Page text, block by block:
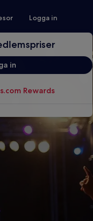
Logga in
in
Rewards